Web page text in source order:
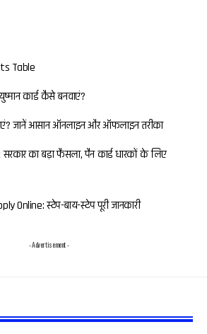
Table
कार्ड कैसे बनवाएं?
जानें आसान ऑनलाइन और ऑफलाइन तरीका
का बड़ा फैसला, पैन कार्ड धारकों के लिए
Online: स्टेप-बाय-स्टेप पूरी जानकारी
- Advertisement -